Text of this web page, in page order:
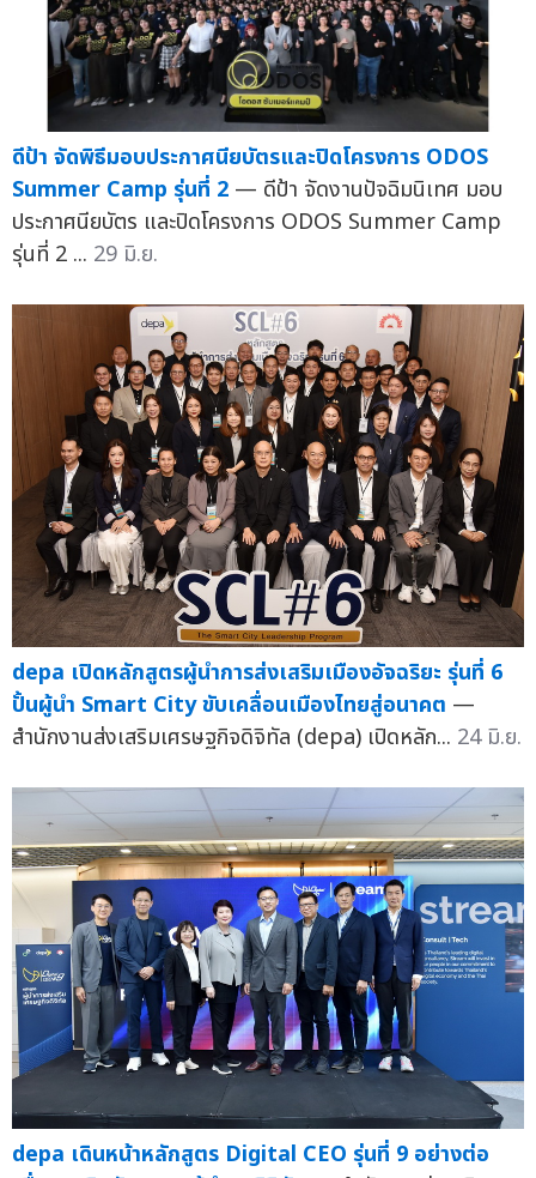
ดีป้า จัดพิธีมอบประกาศนียบัตรและปิดโครงการ ODOS
Summer Camp รุ่นที่ 2 — ดีป้า จัดงานปัจฉิมนิเทศ มอบ
ประกาศนียบัตร และปิดโครงการ ODOS Summer Camp
รุ่นที่ 2 ... 29 มิ.ย.
depa เปิดหลักสูตรผู้นำการส่งเสริมเมืองอัจฉริยะ รุ่นที่ 6
ปั้นผู้นำ Smart City ขับเคลื่อนเมืองไทยสู่อนาคต —
สำนักงานส่งเสริมเศรษฐกิจดิจิทัล (depa) เปิดหลัก... 24 มิ.ย.
depa เดินหน้าหลักสูตร Digital CEO รุ่นที่ 9 อย่างต่อ